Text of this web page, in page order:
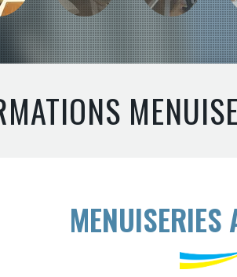
MENUISERIES